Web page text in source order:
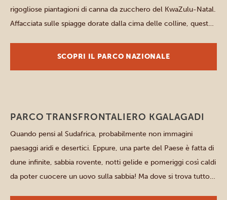
rigogliose piantagioni di canna da zucchero del KwaZulu-Natal.
Affacciata sulle spiagge dorate dalla cima delle colline, questa
Paese, 40 chilometri a nord di Durban. Con la ricetta […]
SCOPRI IL PARCO NAZIONALE
Parchi del Nord
PARCO TRANSFRONTALIERO KGALAGADI
Quando pensi al Sudafrica, probabilmente non immagini
paesaggi aridi e desertici. Eppure, una parte del Paese è fatta di
dune infinite, sabbia rovente, notti gelide e pomeriggi così caldi
da poter cuocere un uovo sulla sabbia! Ma dove si trova tutto